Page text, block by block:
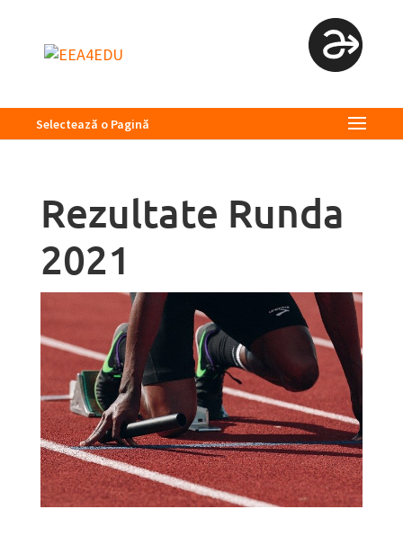
Selectează o Pagină
Rezultate Runda
2021